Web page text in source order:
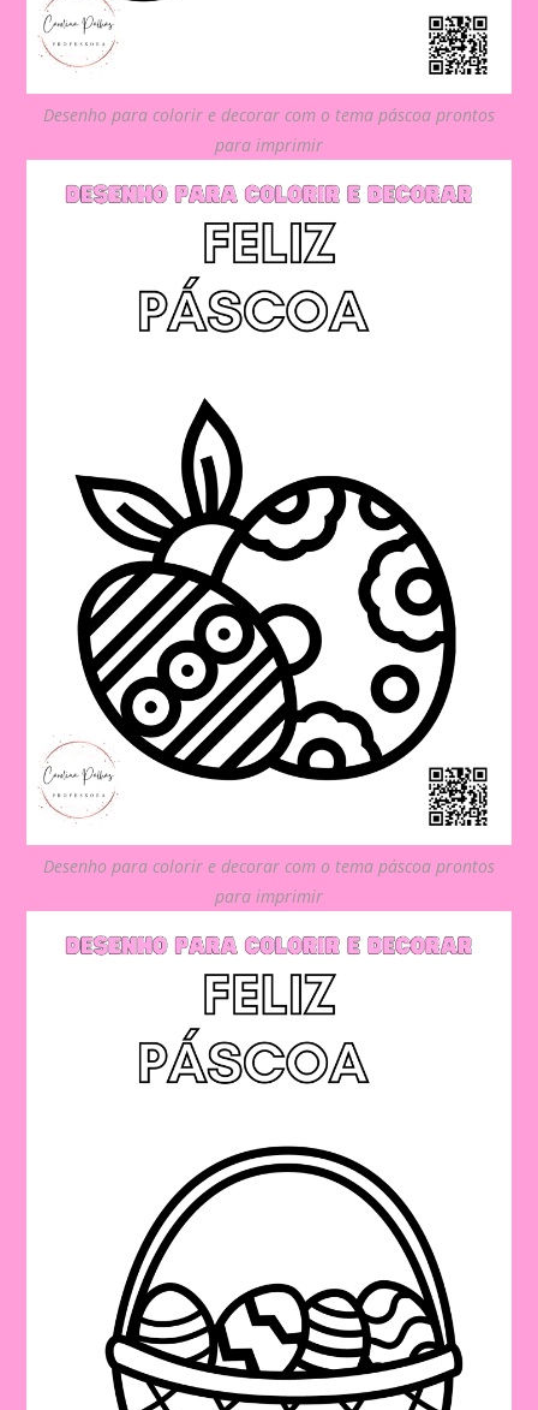
Desenho para colorir e decorar com o tema páscoa prontos
para imprimir
Desenho para colorir e decorar com o tema páscoa prontos
para imprimir